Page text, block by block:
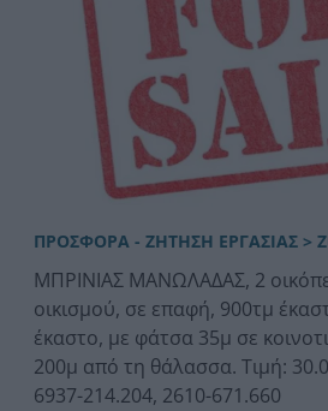
ΠΡΟΣΦΟΡΑ - ΖΗΤΗΣΗ ΕΡΓΑΣΙΑΣ >
ΜΠΡΙΝΙΑΣ ΜΑΝΩΛΑΔΑΣ, 2
οικισμού, σε επαφή, 900τμ
έκαστο, με φάτσα 35μ σε
200μ από τη θάλασσα. Τιμή:
6937-214.204, 2610-671.660